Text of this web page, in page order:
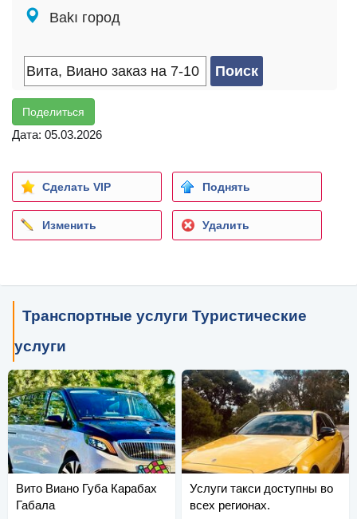
Bakı город
Поделиться
Дата: 05.03.2026
Сделать VIP Поднять
Изменить Удалить
Транспортные услуги Туристические
услуги
Вито Виано Губа Карабах
Габала
Услуги такси доступны во
всех регионах.